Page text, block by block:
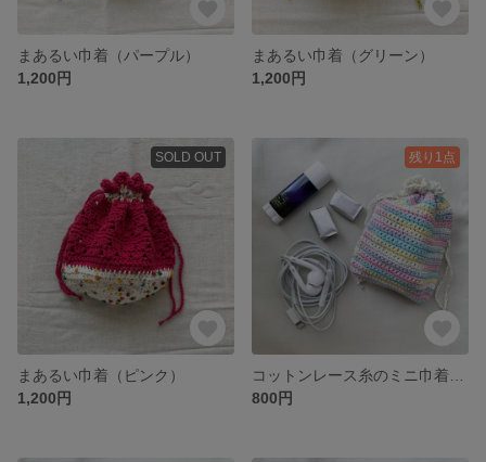
まあるい巾着（パープル）
1,200円
まあるい巾着（グリーン）
1,200円
SOLD OUT
まあるい巾着（ピンク）
1,200円
残り1点
800円